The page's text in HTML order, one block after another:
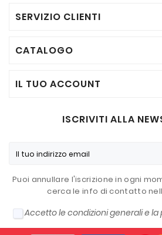
SERVIZIO CLIENTI
CATALOGO
IL TUO ACCOUNT
ISCRIVITI ALLA
Puoi annullare l'iscrizione in ogni
cerca le info di contatto
Accetto le condizioni generali e la